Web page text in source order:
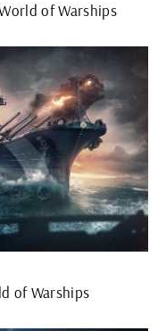
of Warships
of Warships